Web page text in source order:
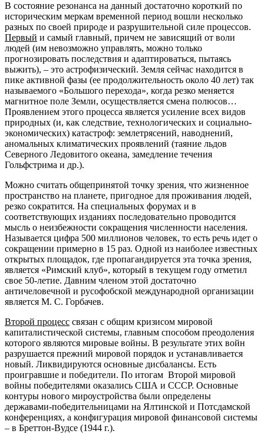
В состояние резонанса на данный достаточно короткий по
историческим меркам временной период вошли несколько
разных по своей природе и разрушительной силе процессов.
Первый и самый главный, причем не зависящий от воли
людей (им невозможно управлять, можно только
прогнозировать последствия и адаптироваться, пытаясь
выжить), – это астрофизический. Земля сейчас находится в
пике активной фазы (ее продолжительность около 40 лет) так
называемого «Большого перехода», когда резко меняется
магнитное поле Земли, осуществляется смена полюсов…
Проявлением этого процесса является усиление всех видов
природных (и, как следствие, технологических и социально-
экономических) катастроф: землетрясений, наводнений,
аномальных климатических проявлений (таяние льдов
Северного Ледовитого океана, замедление течения
Гольфстрима и др.).
Можно считать общепринятой точку зрения, что жизненное
пространство на планете, пригодное для проживания людей,
резко сократится. На специальных форумах и в
соответствующих изданиях последовательно проводится
мысль о неизбежности сокращения численности населения.
Называется цифра 500 миллионов человек, то есть речь идет о
сокращении примерно в 15 раз. Одной из наиболее известных
открытых площадок, где пропагандируется эта точка зрения,
является «Римский клуб», который в текущем году отметил
свое 50-летие. Давним членом этой достаточно
античеловечной и русофобской международной организации
является М. С. Горбачев.
Второй процесс связан с общим кризисом мировой
капиталистической системы, главным способом преодоления
которого являются мировые войны. В результате этих войн
разрушается прежний мировой порядок и устанавливается
новый. Ликвидируются основные дисбалансы. Есть
проигравшие и победители. По итогам Второй мировой
войны победителями оказались США и СССР. Основные
контуры нового мироустройства были определены
державами-победительницами на Ялтинской и Потсдамской
конференциях, а конфигурация мировой финансовой системы
– в Бреттон-Вудсе (1944 г.).